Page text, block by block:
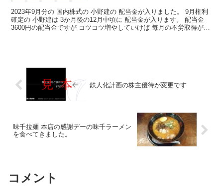
2023年9月分の 国内株式の 小野建の 配当金が入りました。 9月権利
確定の 小野建は 3か月後の12月中頃に 配当金が入ります。 配当金
3600円の配当金ですが コツコツ増やしていけば 毎月の不労取得が
鉄人化計画の株主優待が変更です
味千拉麺 本店の感謝デーの味千ラーメン
を食べてきました。
コメント